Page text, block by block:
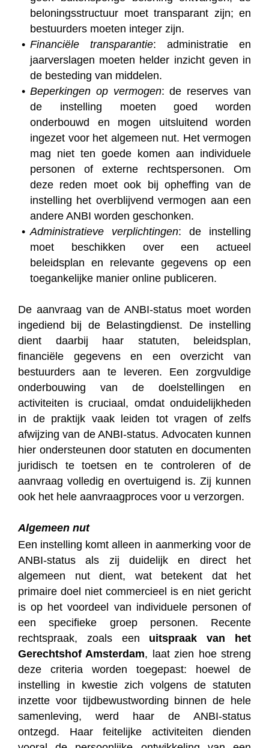
beloningsstructuur moet transparant zijn; en
bestuurders moeten integer zijn.
Financiële transparantie: administratie en
jaarverslagen moeten helder inzicht geven in
de besteding van middelen.
Beperkingen op vermogen: de reserves van
de instelling moeten goed worden
onderbouwd en mogen uitsluitend worden
ingezet voor het algemeen nut. Het vermogen
mag niet ten goede komen aan individuele
personen of externe rechtspersonen. Om
deze reden moet ook bij opheffing van de
instelling het overblijvend vermogen aan een
andere ANBI worden geschonken.
Administratieve verplichtingen: de instelling
moet beschikken over een actueel
beleidsplan en relevante gegevens op een
toegankelijke manier online publiceren.
De aanvraag van de ANBI-status moet worden
ingediend bij de Belastingdienst. De instelling
dient daarbij haar statuten, beleidsplan,
financiële gegevens en een overzicht van
bestuurders aan te leveren. Een zorgvuldige
onderbouwing van de doelstellingen en
activiteiten is cruciaal, omdat onduidelijkheden
in de praktijk vaak leiden tot vragen of zelfs
afwijzing van de ANBI-status. Advocaten kunnen
hier ondersteunen door statuten en documenten
juridisch te toetsen en te controleren of de
aanvraag volledig en overtuigend is. Zij kunnen
ook het hele aanvraagproces voor u verzorgen.
Algemeen nut
Een instelling komt alleen in aanmerking voor de
ANBI-status als zij duidelijk en direct het
algemeen nut dient, wat betekent dat het
primaire doel niet commercieel is en niet gericht
is op het voordeel van individuele personen of
een specifieke groep personen. Recente
rechtspraak, zoals een uitspraak van het
Gerechtshof Amsterdam, laat zien hoe streng
deze criteria worden toegepast: hoewel de
instelling in kwestie zich volgens de statuten
inzette voor tijdbewustwording binnen de hele
samenleving, werd haar de ANBI-status
ontzegd. Haar feitelijke activiteiten dienden